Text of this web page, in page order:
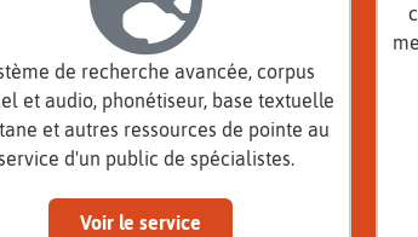
de recherche avancée, corpus
et audio, phonétiseur, base textuelle
et autres ressources de pointe au
d'un public de spécialistes.
Voir le service